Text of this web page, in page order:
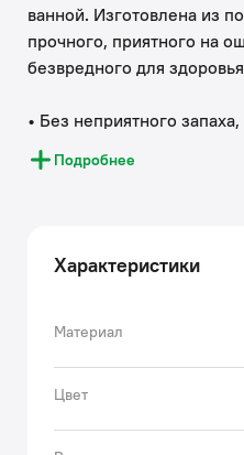
ванной. Изготовлена из
прочного, приятного на
безвредного для
• Без неприятного
для ванной можно
• 12 прозрачных
люверсов – кольцо/
не повредив шторы.
надежно защищает от
• Просто ухаживать:
с мылом и промыть под
можно даже не снимать с
Подробнее
Характеристики
Материал
Цвет